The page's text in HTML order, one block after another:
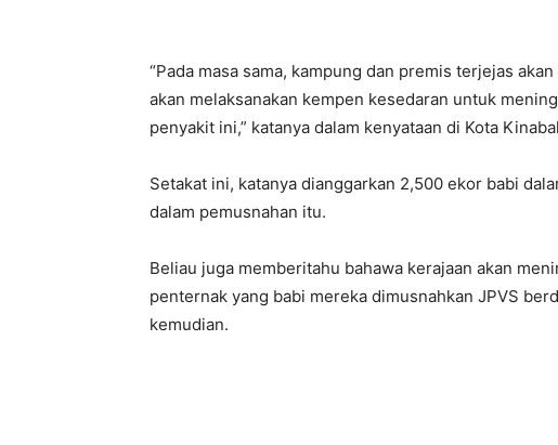
“Pada masa sama, kampung dan premis terjejas
akan melaksanakan kempen kesedaran untuk
penyakit ini,” katanya dalam kenyataan di Kota
Setakat ini, katanya dianggarkan 2,500 ekor babi
dalam pemusnahan itu.
Beliau juga memberitahu bahawa kerajaan akan
penternak yang babi mereka dimusnahkan JPVS
kemudian.